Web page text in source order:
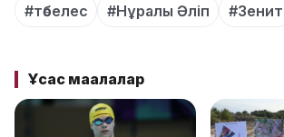
#төбелес #Нұралы Әліп #Зенит
Ұқсас мақалалар